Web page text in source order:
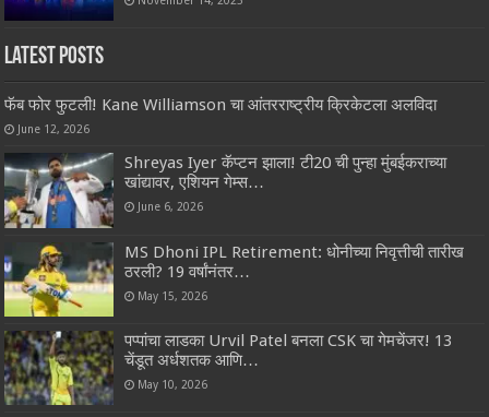
Latest Posts
फॅब फोर फुटली! Kane Williamson चा आंतरराष्ट्रीय क्रिकेटला अलविदा
June 12, 2026
Shreyas Iyer कॅप्टन झाला! टी20 ची पुन्हा मुंबईकराच्या
खांद्यावर, एशियन गेम्स…
June 6, 2026
MS Dhoni IPL Retirement: धोनीच्या निवृत्तीची तारीख
ठरली? 19 वर्षांनंतर…
May 15, 2026
पप्पांचा लाडका Urvil Patel बनला CSK चा गेमचेंजर! 13
चेंडूत अर्धशतक आणि…
May 10, 2026